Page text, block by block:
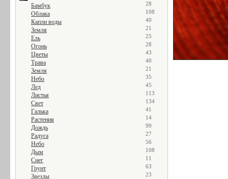
Бамбук 28
Облака 108
Капли воды 40
Земля 21
Ель 25
Огонь 28
Цветы 43
Трава 40
Земля 21
Небо 35
Лед 45
Листья 113
Свет 134
Галька 41
Растения 14
Дождь 99
Радуга 27
Небо 56
Дым 108
Снег 11
Грунт 63
Звезды 23